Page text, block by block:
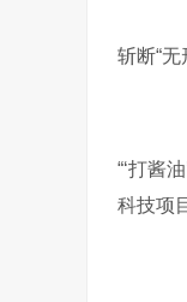
斩断“
“‘打酱
科技项